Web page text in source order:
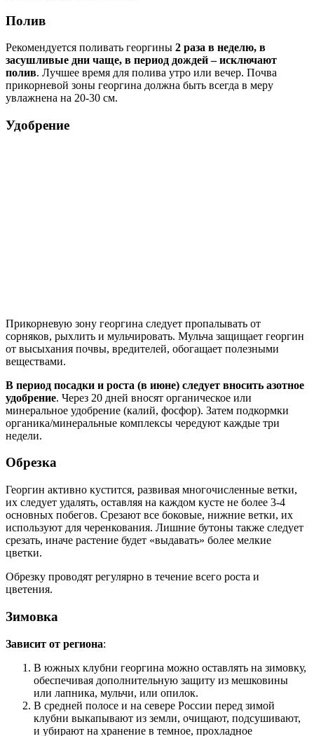
Полив
Рекомендуется поливать георгины 2 раза в неделю, в
засушливые дни чаще, в период дождей – исключают
полив. Лучшее время для полива утро или вечер. Почва
прикорневой зоны георгина должна быть всегда в меру
увлажнена на 20-30 см.
Удобрение
Прикорневую зону георгина следует пропалывать от
сорняков, рыхлить и мульчировать. Мульча защищает георгин
от высыхания почвы, вредителей, обогащает полезными
веществами.
В период посадки и роста (в июне) следует вносить азотное
удобрение. Через 20 дней вносят органическое или
минеральное удобрение (калий, фосфор). Затем подкормки
органика/минеральные комплексы чередуют каждые три
недели.
Обрезка
Георгин активно кустится, развивая многочисленные ветки,
их следует удалять, оставляя на каждом кусте не более 3-4
основных побегов. Срезают все боковые, нижние ветки, их
используют для черенкования. Лишние бутоны также следует
срезать, иначе растение будет «выдавать» более мелкие
цветки.
Обрезку проводят регулярно в течение всего роста и
цветения.
Зимовка
Зависит от региона:
В южных клубни георгина можно оставлять на зимовку,
обеспечивая дополнительную защиту из мешковины
или лапника, мульчи, или опилок.
В средней полосе и на севере России перед зимой
клубни выкапывают из земли, очищают, подсушивают,
и убирают на хранение в темное, прохладное